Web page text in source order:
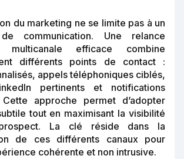
du marketing ne se limite pas à un
communication. Une relance
multicanale efficace combine
différents points de contact :
appels téléphoniques ciblés,
pertinents et notifications
approche permet d’adopter
tout en maximisant la visibilité
La clé réside dans la
de ces différents canaux pour
cohérente et non intrusive.